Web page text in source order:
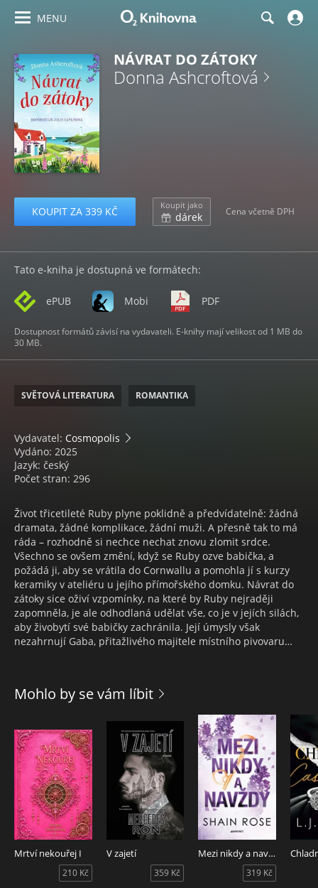
MENU
NÁVRAT DO ZÁTOKY
Donna Ashcroftová
KOUPIT ZA 339 KČ Koupit jako
dárek Cena včetně DPH
Tato e-kniha je dostupná ve formátech:
ePUB Mobi PDF
Dostupnost formátů závisí na vydavateli. E-knihy mají velikost od 1 MB do
30 MB.
SVĚTOVÁ LITERATURA ROMANTIKA
Vydavatel: Cosmopolis
Vydáno: 2025
Jazyk: český
Počet stran: 296
Život třicetileté Ruby plyne poklidně a předvídatelně: žádná
dramata, žádné komplikace, žádní muži. A přesně tak to má
ráda – rozhodně si nechce nechat znovu zlomit srdce.
Všechno se ovšem změní, když se Ruby ozve babička, a
požádá ji, aby se vrátila do Cornwallu a pomohla jí s kurzy
keramiky v ateliéru u jejího přímořského domku. Návrat do
zátoky sice oživí vzpomínky, na které by Ruby nejraději
zapomněla, je ale odhodlaná udělat vše, co je v jejích silách,
aby živobytí své babičky zachránila. Její úmysly však
nezahrnují Gaba, přitažlivého majitele místního pivovaru…
Mohlo by se vám líbit
Mrtví nekouřej I
210 Kč
V zajetí
359 Kč
Mezi nikdy a navždy
319 Kč